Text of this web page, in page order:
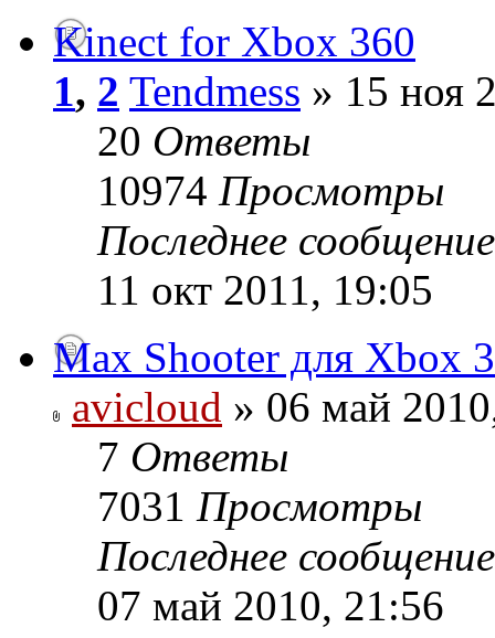
Kinect for Xbox 360
1, 2 Tendmess » 15 ноя
20 Ответы
10974 Просмотры
Последнее
11 окт 2011, 19:05
Max Shooter для Xbox
avicloud » 06 май
7 Ответы
7031 Просмотры
Последнее
07 май 2010, 21:56